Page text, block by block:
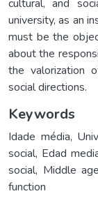
cultural, and
university, as an
must be the
about the
the valorization
social directions.
Keywords
Idade média,
social, Edad
social, Middle
function